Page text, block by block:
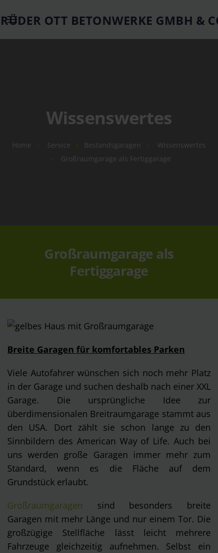
Springe zum Hauptinhalt
Wissenswertes
Home Service Bestandsgaragen
Wissenswertes
Großraumgarage als Fertiggarage
Großraumgarage als
Fertiggarage
Breite Garagen für komfortables Parken
Viele Autofahrer wünschen sich noch mehr Platz
in der Garage und suchen deshalb nach einer XXL
Garage. Die ursprüngliche Idee zur
überdimensionalen Breitraumgarage stammt aus
den USA. Dort zählt sie schon lange zu den
Sinnbildern des American Way of Life. Auch bei
uns werden große Garagen immer mehr zum
Standard, wenn es die Fläche auf dem
Grundstück erlaubt.
Großraumgaragen sind besonders breite
Garagen mit mehr Länge und nur einem Tor. Die
großzügige Stellfläche lässt leicht mehrere
Fahrzeuge gleichzeitig aufnehmen. Selbst ein